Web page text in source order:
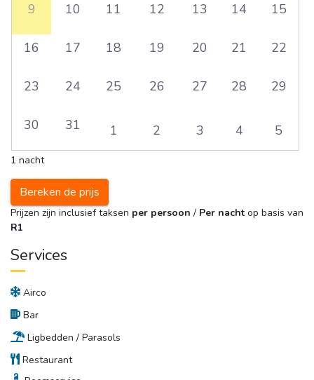
9 10 11 12 13 14 15
16 17 18 19 20 21 22
23 24 25 26 27 28 29
30 31 1 2 3 4 5
1 nacht
Bereken de prijs
Prijzen zijn inclusief taksen per persoon / Per nacht op basis van
R1
Services
Airco
Bar
Ligbedden / Parasols
Restaurant